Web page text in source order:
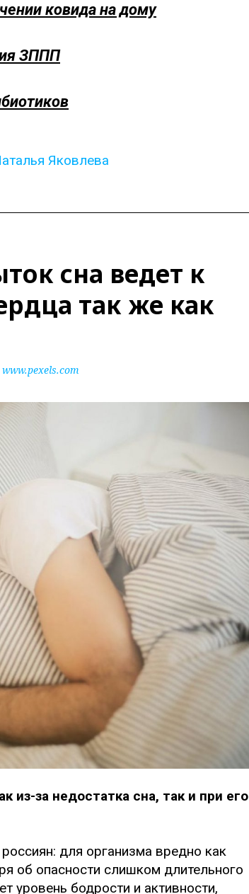
ковида на дому
ЗППП
Яковлева
сна ведет к
так же как
www.pexels.com
из-за недостатка сна, так и при его
для организма вредно как
об опасности слишком длительного
уровень бодрости и активности,